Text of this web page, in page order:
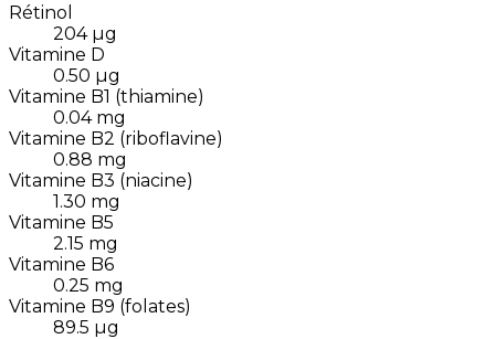
Rétinol
204 µg
Vitamine D
0.50 µg
Vitamine B1 (thiamine)
0.04 mg
Vitamine B2 (riboflavine)
0.88 mg
Vitamine B3 (niacine)
1.30 mg
Vitamine B5
2.15 mg
Vitamine B6
0.25 mg
Vitamine B9 (folates)
89.5 µg